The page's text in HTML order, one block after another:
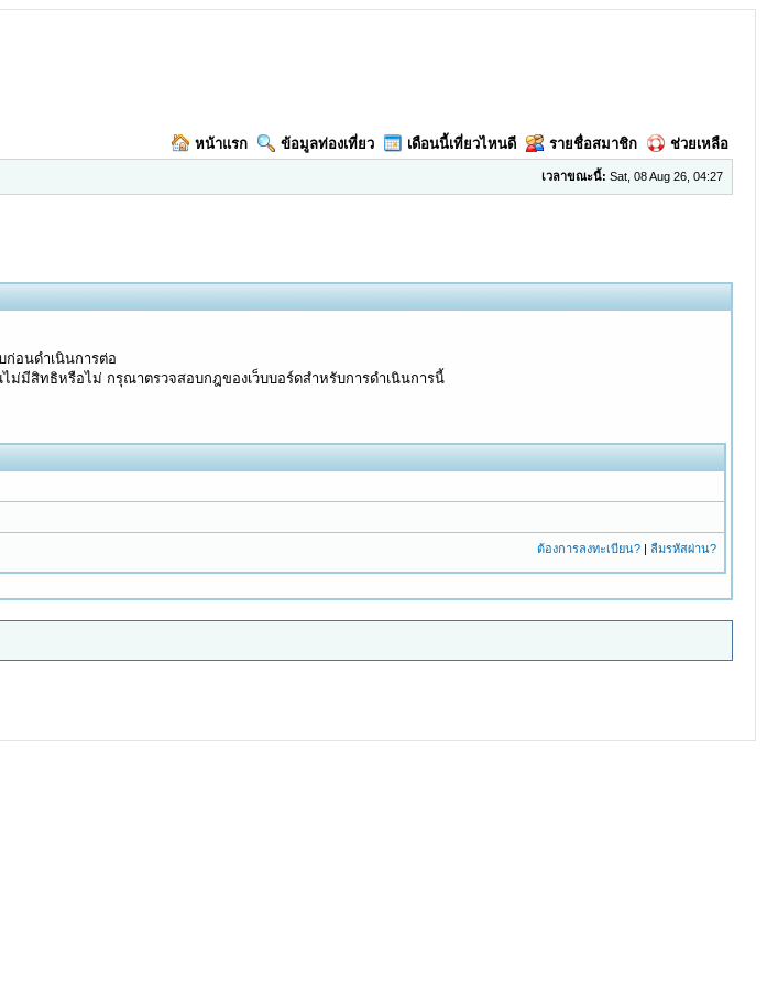
หน้าแรก ข้อมูลท่องเที่ยว เดือนนี้เที่ยวไหนดี รายชื่อสมาชิก ช่วยเหลือ
เวลาขณะนี้: Sat, 08 Aug 26, 04:27
ก่อนดำเนินการต่อ
สิทธิหรือไม่ กรุณาตรวจสอบกฎของเว็บบอร์ดสำหรับการดำเนินการนี้
ต้องการลงทะเบียน?| ลืมรหัสผ่าน?